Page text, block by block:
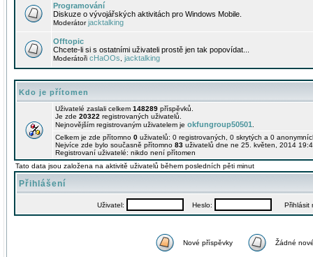
Programování
Diskuze o vývojářských aktivitách pro Windows Mobile.
Moderátorjacktalking
Offtopic
Chcete-li si s ostatními uživateli prostě jen tak popovídat...
Moderátoři cHaOOs jacktalking
Kdo je přítomen
Uživatelé zaslali celkem 148289 příspěvků.
Je zde 20322 registrovaných uživatelů.
Nejnovějším registrovaným uživatelem je okfungroup50501
Celkem je zde přítomno 0 uživatelů: 0 registrovaných, 0 skrytých a 0
Nejvíce zde bylo současně přítomno 83 uživatelů dne ne 25. květen, 2014
Registrovaní uživatelé: nikdo není přítomen
Tato data jsou založena na aktivitě uživatelů během posledních pěti minut
Přihlášení
Uživatel: Heslo: Přihlásit
Nové příspěvky Žádné